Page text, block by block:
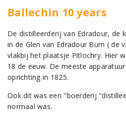
Ballechin 10 years
De distilleerderij van Edradour, de
in de Glen van Edradour Burn ( de
vlakbij het plaatsje Pitlochry. Hier
18 de eeuw. De meeste
oprichting in 1825.
Ook dit was een "boerderij
normaal was.